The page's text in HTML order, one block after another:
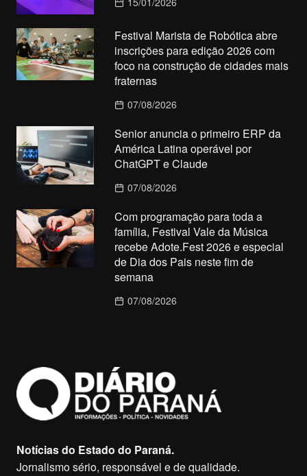
Festival Marista de Robótica abre
inscrições para edição 2026 com
foco na construção de cidades mais
fraternas
07/08/2026
Senior anuncia o primeiro ERP da
América Latina operável por
ChatGPT e Claude
07/08/2026
Com programação para toda a
família, Festival Vale da Música
recebe Adote.Fest 2026 e especial
de Dia dos Pais neste fim de
semana
07/08/2026
Notícias do Estado do Paraná.
Jornalismo sério, responsável e de qualidade.